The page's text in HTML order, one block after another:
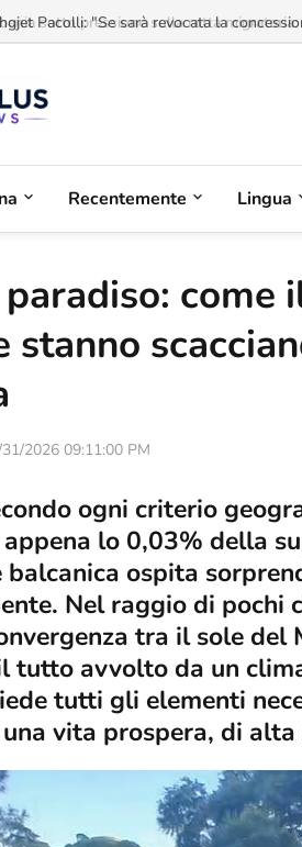
Pacolli: "Se sarà revocata la
Recentemente Lingua
come
stanno
2026 09:11:00 PM
ogni criterio
lo 0,03% della
balcanica ospita
Nel raggio di pochi
tra il sole del
avvolto da un
tutti gli elementi
vita prospera, di